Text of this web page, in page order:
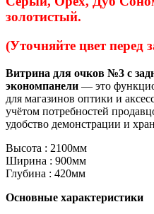
золотистый.
(Уточняйте цвет перед
Витрина для очков №3 с
экономпанели — это
для магазинов оптики и
учётом потребностей
удобство демонстрации и
Высота : 2100мм
Ширина : 900мм
Глубина : 420мм
Основные характеристики